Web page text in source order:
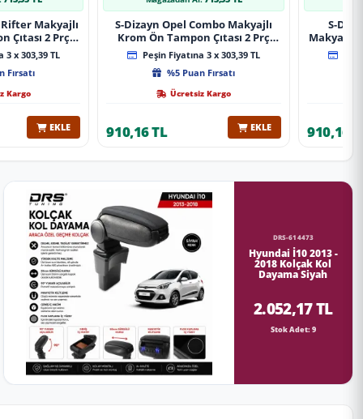
Makyajlı
Çıtası 2 Prç
Kalite
3 x 303,39 TL
Fırsatı
Kargo
EKLE
S-Dizayn Opel Combo Makyajlı
Krom Ön Tampon Çıtası 2 Prç
2023 Üzeri A+ Kalite
Peşin Fiyatına 3 x 303,39 TL
%5 Puan Fırsatı
Ücretsiz Kargo
910,16 TL EKLE
S-
Makyajlı
2 Prç
910,16
DRS-614473
Hyundai İ10 2013 -
2018 Kolçak Kol
Dayama Siyah
2.052,17 TL
Stok Adet: 9